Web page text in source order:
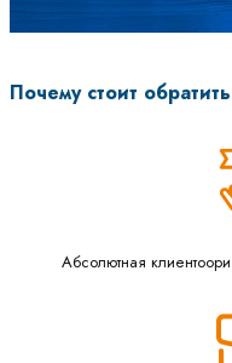
Почему стоит
Абсолютная